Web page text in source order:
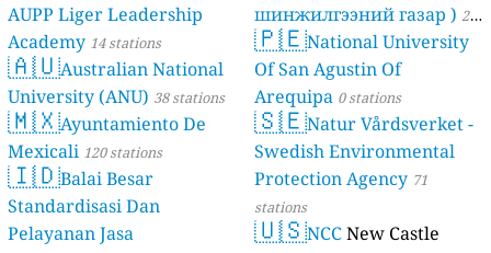
AUPP Liger Leadership
Academy 14 stations
🇦🇺Australian National
University (ANU) 38 stations
🇲🇽Ayuntamiento De
Mexicali 120 stations
🇮🇩Balai Besar
Standardisasi Dan
Pelayanan Jasa
шинжилгээний газар ) 21
stations
🇵🇪National University
Of San Agustin Of
Arequipa 0 stations
🇸🇪Natur Vårdsverket -
Swedish Environmental
Protection Agency 71
stations
🇺🇸NCCNew Castle